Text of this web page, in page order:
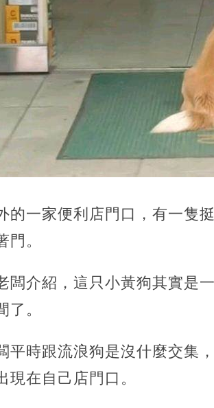
的一家便利店門口，有一隻
門。
闆介紹，這只小黃狗其實是
了。
平時跟流浪狗是沒什麼交集
現在自己店門口。